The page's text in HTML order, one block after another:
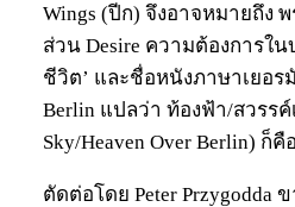
Wings (ปีก) จึงอาจหมายถึง
ส่วน Desire ความต้องการใ
ชีวิต’ และชื่อหนังภาษาเยอร
Berlin แปลว่า ท้องฟ้า/สวรรค์
Sky/Heaven Over Berlin) ก็
ตัดต่อโดย Peter Przygodda